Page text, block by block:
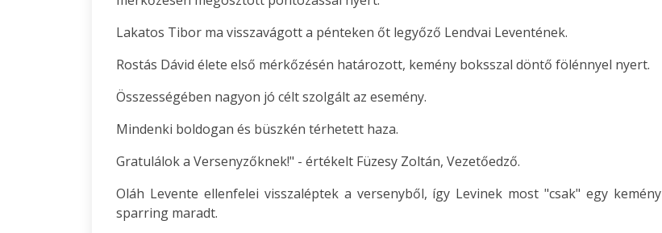
Lakatos Tibor ma visszavágott a pénteken őt legyőző Lendvai Leventének.
Rostás Dávid élete első mérkőzésén határozott, kemény boksszal döntő fölénnyel nyert.
Összességében nagyon jó célt szolgált az esemény.
Mindenki boldogan és büszkén térhetett haza.
Gratulálok a Versenyzőknek!" - értékelt Füzesy Zoltán, Vezetőedző.
Oláh Levente ellenfelei visszaléptek a versenyből, így Levinek most "csak" egy kemény
sparring maradt.